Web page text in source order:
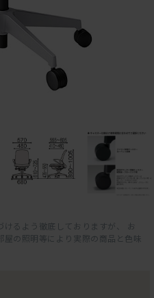
るよう徹底しておりますが、 お
の照明等により実際の商品と色味